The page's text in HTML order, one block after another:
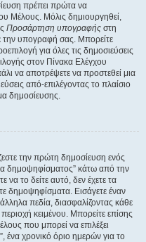
πρέπει πρώτα να
Μέλους. Μόλις δημιουργηθεί,
Προσάρτηση υπογραφής στη
την υπογραφή σας. Μπορείτε
για όλες τις δημοσιεύσεις
στον Πίνακα Ελέγχου
να αποτρέψετε να προστεθεί μια
από-επιλέγοντας το πλαίσιο
δημοσίευσης.
την πρώτη δημοσίευση ενός
δημοψηφίσματος” κάτω από την
το δείτε αυτό, δεν έχετε τα
δημοψηφίσματα. Εισάγετε έναν
πεδία, διασφαλίζοντας κάθε
κειμένου. Μπορείτε επίσης
που μπορεί να επιλέξει
ένα χρονικό όριο ημερών για το